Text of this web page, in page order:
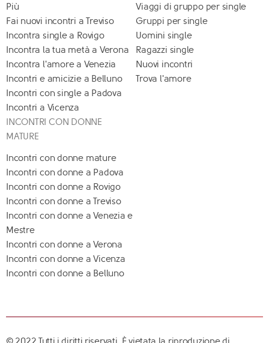
Più
Fai nuovi incontri a Treviso
Incontra single a Rovigo
Incontra la tua metà a Verona
Incontra l'amore a Venezia
Incontri e amicizie a Belluno
Incontri con single a Padova
Incontri a Vicenza
Viaggi di gruppo per single
Gruppi per single
Uomini single
Ragazzi single
Nuovi incontri
Trova l'amore
INCONTRI CON DONNE
MATURE
Incontri con donne mature
Incontri con donne a Padova
Incontri con donne a Rovigo
Incontri con donne a Treviso
Incontri con donne a Venezia e
Mestre
Incontri con donne a Verona
Incontri con donne a Vicenza
Incontri con donne a Belluno